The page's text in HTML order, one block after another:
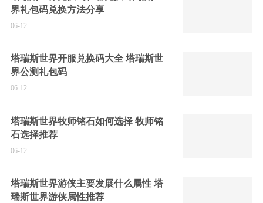
界礼包码兑换方法分享
06-12
塔瑞斯世界开服兑换码大全 塔瑞斯世
界公测礼包码
06-12
塔瑞斯世界牧师铭石如何选择 牧师铭
石选择推荐
06-12
塔瑞斯世界游侠主要发展什么属性 塔
瑞斯世界游侠属性推荐